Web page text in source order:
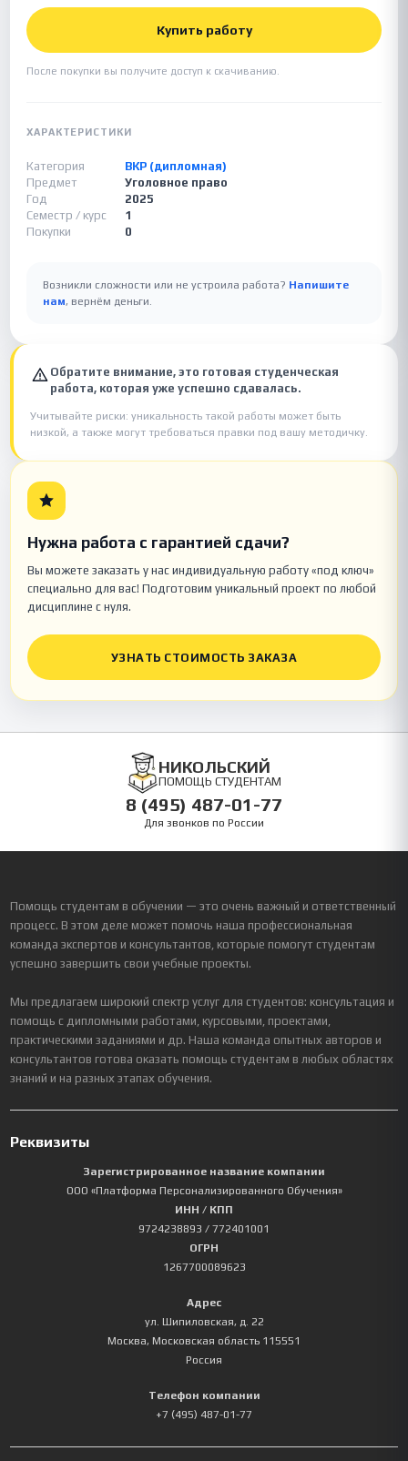
Купить работу
После покупки вы получите доступ к скачиванию.
ХАРАКТЕРИСТИКИ
Категория
ВКР (дипломная)
Предмет
Уголовное право
Год
2025
Семестр / курс
1
Покупки
0
Возникли сложности или не устроила работа? Напишите
нам, вернём деньги.
Обратите внимание, это готовая студенческая
работа, которая уже успешно сдавалась.
Учитывайте риски: уникальность такой работы может быть
низкой, а также могут требоваться правки под вашу методичку.
Нужна работа с гарантией сдачи?
Вы можете заказать у нас индивидуальную работу «под ключ»
специально для вас! Подготовим уникальный проект по любой
дисциплине с нуля.
УЗНАТЬ СТОИМОСТЬ ЗАКАЗА
НИКОЛЬСКИЙ
ПОМОЩЬ СТУДЕНТАМ
8 (495) 487-01-77
Для звонков по России
Помощь студентам в обучении — это очень важный и ответственный
процесс. В этом деле может помочь наша профессиональная
команда экспертов и консультантов, которые помогут студентам
успешно завершить свои учебные проекты.
Мы предлагаем широкий спектр услуг для студентов: консультация и
помощь с дипломными работами, курсовыми, проектами,
практическими заданиями и др. Наша команда опытных авторов и
консультантов готова оказать помощь студентам в любых областях
знаний и на разных этапах обучения.
Реквизиты
Зарегистрированное название компании
ООО «Платформа Персонализированного Обучения»
ИНН / КПП
9724238893 / 772401001
ОГРН
1267700089623
Адрес
ул. Шипиловская, д. 22
Москва, Московская область 115551
Россия
Телефон компании
+7 (495) 487-01-77